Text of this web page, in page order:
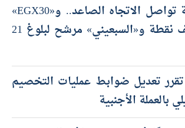
خبراء: البورصة تواصل الاتجاه الصاعد.. و«EGX30»
يستهدف 56 ألف نقطة و«السبعيني» مرشح لبلوغ 21
تقرر تعديل ضوابط عمليات التخصيم
بالعملة الأجنبية